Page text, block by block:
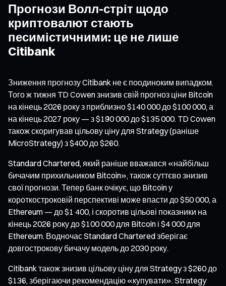
Прогнози Волл-стріт щодо
криптовалют стають
песимістичними: це не лише
Citibank
Зниження прогнозу Citibank не є поодиноким випадком.
Того ж тижня TD Cowen знизив свій прогноз ціни Bitcoin
на кінець 2026 року з приблизно $140 000 до $100 000, а
на кінець 2027 року — з $190 000 до $135 000. TD Cowen
також скоригував цільову ціну для Strategy (раніше
MicroStrategy) з $400 до $260.
Standard Chartered, який раніше вважався «найбільш
бичачим прихильником Bitcoin», також суттєво знизив
свої прогнози. Тепер банк очікує, що Bitcoin у
короткостроковій перспективі може впасти до $50 000, а
Ethereum — до $1 400, і скоротив цільові показники на
кінець 2026 року до $100 000 для Bitcoin і $4 000 для
Ethereum. Водночас Standard Chartered зберігає
довгострокову бичачу модель до 2030 року.
Citibank також знизив цільову ціну для Strategy з $260 до
$136, зберігаючи рекомендацію «купувати». Strategy